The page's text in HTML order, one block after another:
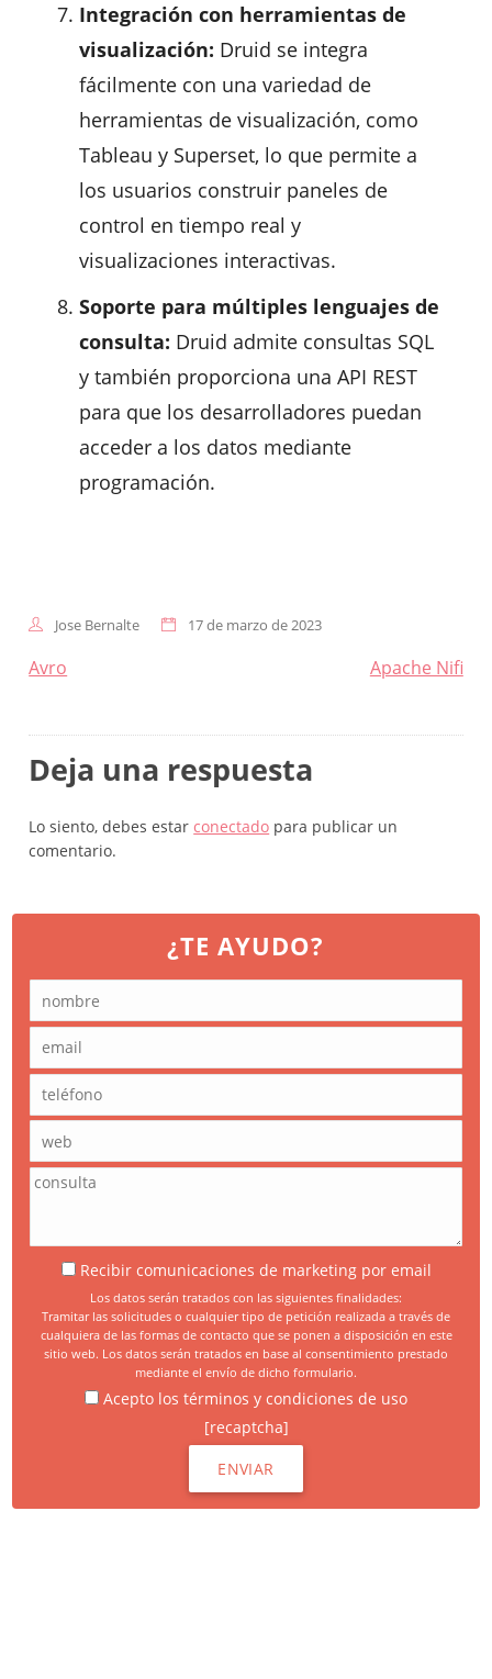
Integración con herramientas de
visualización: Druid se integra
fácilmente con una variedad de
herramientas de visualización, como
Tableau y Superset, lo que permite a
los usuarios construir paneles de
control en tiempo real y
visualizaciones interactivas.
Soporte para múltiples lenguajes de
consulta: Druid admite consultas SQL
y también proporciona una API REST
para que los desarrolladores puedan
acceder a los datos mediante
programación.
Jose Bernalte 17 de marzo de 2023
Navegación
Avro Apache Nifi
Deja una respuesta
Lo siento, debes estar conectado para publicar un
comentario.
¿TE AYUDO?
Recibir comunicaciones de marketing por email
Los datos serán tratados con las siguientes finalidades:
Tramitar las solicitudes o cualquier tipo de petición realizada a través de
cualquiera de las formas de contacto que se ponen a disposición en este
sitio web. Los datos serán tratados en base al consentimiento prestado
mediante el envío de dicho formulario.
Acepto los términos y condiciones de uso
[recaptcha]